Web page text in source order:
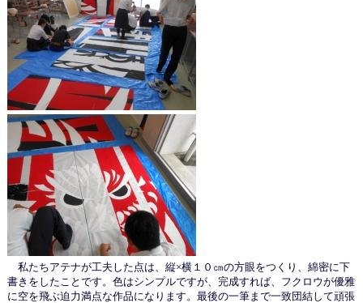
私たちアテナが工夫した点は、縦×横１０㎝の方眼をつくり、綿密に下
書きをしたことです。色はシンプルですが、完成すれば、フクロウが優雅
に空を飛ぶ迫力満点な作品になります。最後の一筆まで一致団結して頑張